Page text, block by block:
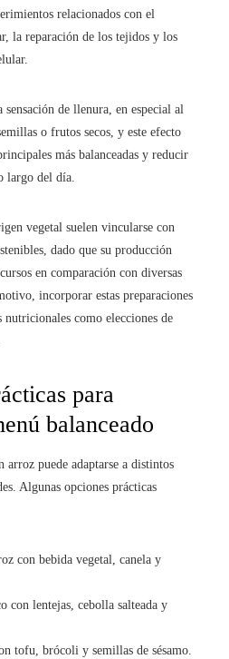
relacionados con el
la reparación de los tejidos y los
de llenura, en especial al
o frutos secos, y este efecto
más balanceadas y reducir
largo del día.
vegetal suelen vincularse con
dado que su producción
en comparación con diversas
incorporar estas preparaciones
nutricionales como elecciones de
para
balanceado
puede adaptarse a distintos
Algunas opciones prácticas
con bebida vegetal, canela y
con lentejas, cebolla salteada y
tofu, brócoli y semillas de sésamo.